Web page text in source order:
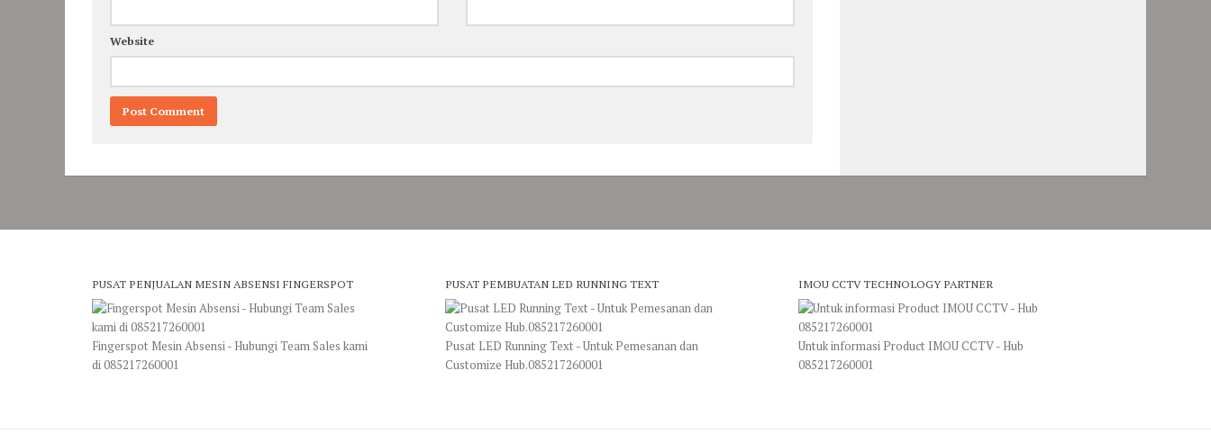
Website
PUSAT PENJUALAN MESIN ABSENSI FINGERSPOT
Fingerspot Mesin Absensi - Hubungi Team Sales kami
di 085217260001
PUSAT PEMBUATAN LED RUNNING TEXT
Pusat LED Running Text - Untuk Pemesanan dan
Customize Hub.085217260001
IMOU CCTV TECHNOLOGY PARTNER
Untuk informasi Product IMOU CCTV - Hub
085217260001